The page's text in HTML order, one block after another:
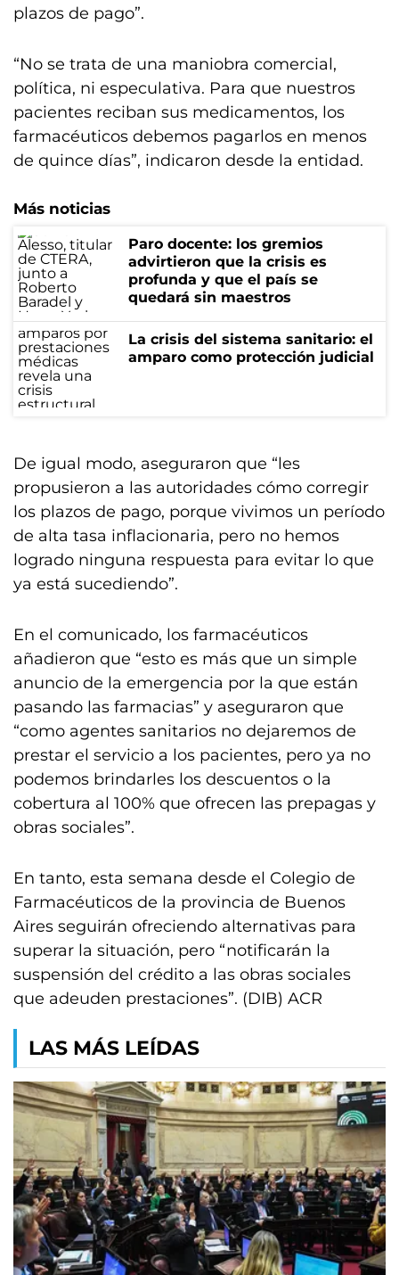
plazos de pago”.
“No se trata de una maniobra comercial,
política, ni especulativa. Para que nuestros
pacientes reciban sus medicamentos, los
farmacéuticos debemos pagarlos en menos
de quince días”, indicaron desde la entidad.
Más noticias
Paro docente: los gremios
advirtieron que la crisis es
profunda y que el país se
quedará sin maestros
La crisis del sistema sanitario: el
amparo como protección judicial
De igual modo, aseguraron que “les
propusieron a las autoridades cómo corregir
los plazos de pago, porque vivimos un período
de alta tasa inflacionaria, pero no hemos
logrado ninguna respuesta para evitar lo que
ya está sucediendo”.
En el comunicado, los farmacéuticos
añadieron que “esto es más que un simple
anuncio de la emergencia por la que están
pasando las farmacias” y aseguraron que
“como agentes sanitarios no dejaremos de
prestar el servicio a los pacientes, pero ya no
podemos brindarles los descuentos o la
cobertura al 100% que ofrecen las prepagas y
obras sociales”.
En tanto, esta semana desde el Colegio de
Farmacéuticos de la provincia de Buenos
Aires seguirán ofreciendo alternativas para
superar la situación, pero “notificarán la
suspensión del crédito a las obras sociales
que adeuden prestaciones”. (DIB) ACR
LAS MÁS LEÍDAS